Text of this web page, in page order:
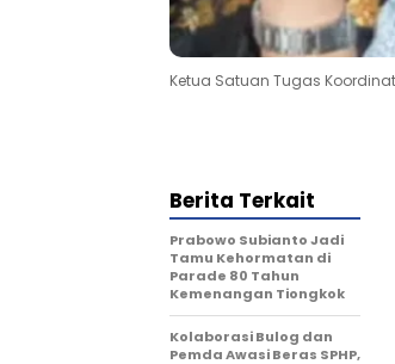
Ketua Satuan Tugas
Berita Terkait
Prabowo Subianto Jadi
Tamu Kehormatan di
Parade 80 Tahun
Kemenangan Tiongkok
Kolaborasi Bulog dan
Pemda Awasi Beras SPHP,